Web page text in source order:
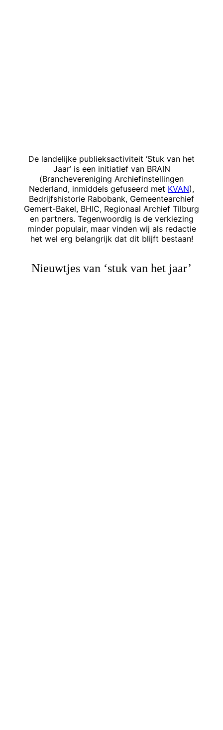
De landelijke publieksactiviteit ‘Stuk van het
Jaar’ is een initiatief van BRAIN
(Branchevereniging Archiefinstellingen
Nederland, inmiddels gefuseerd met KVAN),
Bedrijfshistorie Rabobank, Gemeentearchief
Gemert-Bakel, BHIC, Regionaal Archief Tilburg
en partners. Tegenwoordig is de verkiezing
minder populair, maar vinden wij als redactie
het wel erg belangrijk dat dit blijft bestaan!
Nieuwtjes van ‘stuk van het jaar’